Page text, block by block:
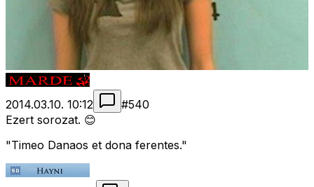
2014.03.10. 10:12 #540
Ezert sorozat. 😊
"Timeo Danaos et dona ferentes."